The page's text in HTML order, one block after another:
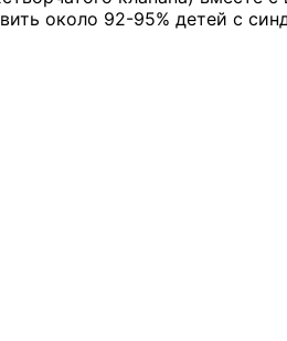
около 92-95% детей с